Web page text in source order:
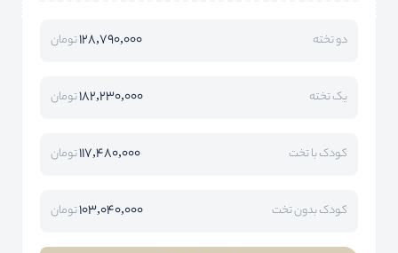
دو تخته 128,790,000تومان
یک تخته 182,230,000تومان
کودک با تخت 117,480,000تومان
کودک بدون تخت 103,040,000تومان